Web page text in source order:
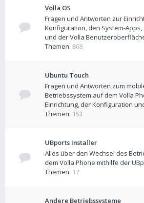
Volla OS
Fragen und Antworten zur
Konfiguration, den System-
und der Volla
Themen: 868
Ubuntu Touch
Fragen und Antworten zum
Betriebssystem auf dem Volla
Einrichtung, der Konfiguration
Themen: 153
UBports Installer
Alles über den Wechsel des
dem Volla Phone mithilfe der
Themen: 17
Andere Betriebssysteme